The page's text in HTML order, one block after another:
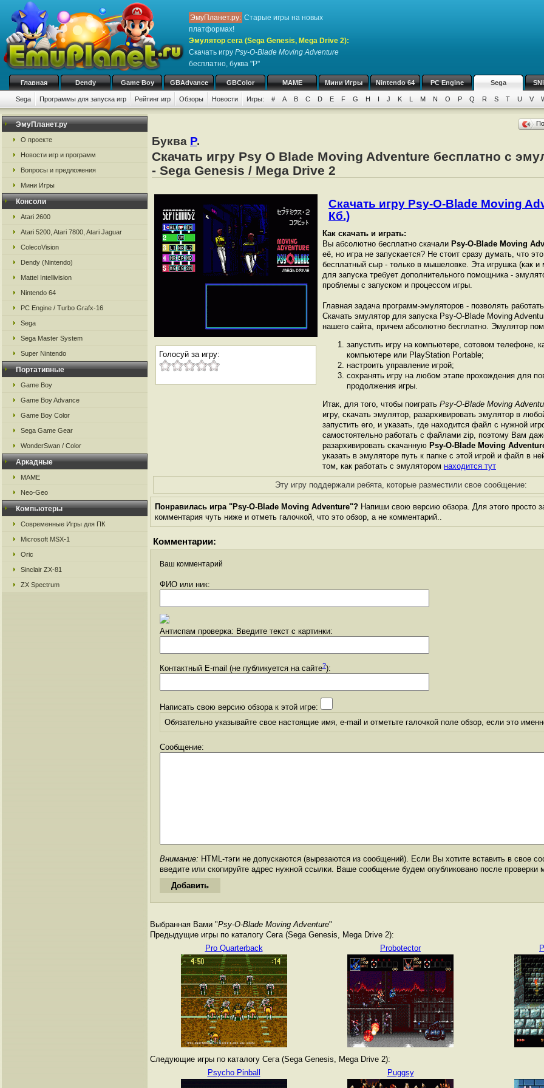
ЭмуПланет.ру: Старые игры на новых
платформах!
Эмулятор сега (Sega Genesis, Mega Drive 2):
Скачать игру Psy-O-Blade Moving Adventure
бесплатно, буква "P"
Главная Dendy Game Boy GBAdvance GBColor MAME Мини Игры Nintendo 64 PC Engine Sega
Sega Программы для запуска игр Рейтинг игр Обзоры Новости Игры: # A B C D E F G H I J K L M N O P Q R S T U V
ЭмуПланет.ру
О проекте
Новости игр и программ
Вопросы и предложения
Мини Игры
Консоли
Atari 2600
Atari 5200, Atari 7800, Atari Jaguar
ColecoVision
Dendy (Nintendo)
Mattel Intellivision
Nintendo 64
PC Engine / Turbo Grafx-16
Sega
Sega Master System
Super Nintendo
Портативные
Game Boy
Game Boy Advance
Game Boy Color
Sega Game Gear
WonderSwan / Color
Аркадные
MAME
Neo-Geo
Компьютеры
Современные Игры для ПК
Microsoft MSX-1
Oric
Sinclair ZX-81
ZX Spectrum
Буква P.
Скачать игру Psy O Blade Moving Adventure бесплатно с
- Sega Genesis / Mega Drive 2
Голосуй за игру:
Скачать игру Psy-O-Blade Moving
Кб.)
Как скачать и играть:
Вы абсолютно бесплатно скачали Psy-O-Blade Moving
её, но игра не запускается? Не стоит сразу думать, что
бесплатный сыр - только в мышеловке. Эта игрушка (как и
для запуска требует дополнительного помощника -
проблемы с запуском и процессом игры.
Главная задача программ-эмуляторов - позволять
Скачать эмулятор для запуска Psy-O-Blade Moving
нашего сайта, причем абсолютно бесплатно. Эмулятор
запустить игру на компьютере, сотовом телефоне,
компьютере или PlayStation Portable;
настроить управление игрой;
сохранять игру на любом этапе прохождения для
продолжения игры.
Итак, для того, чтобы поиграть Psy-O-Blade Moving
игру, скачать эмулятор, разархивировать эмулятор в
запустить его, и указать, где находится файл с нужной
самостоятельно работать с файлами zip, поэтому Вам
разархивировать скачанную Psy-O-Blade Moving
указать в эмуляторе путь к папке с этой игрой и файл в
том, как работать с эмулятором находится тут
Эту игру поддержали ребята, которые разместили свое сообщение:
Понравилась игра "Psy-O-Blade Moving Adventure"? Напиши свою версию обзора. Для этого просто
комментария чуть ниже и отметь галочкой, что это обзор, а не комментарий..
Комментарии:
Ваш комментарий
ФИО или ник:
Антиспам проверка: Введите текст с картинки:
Контактный E-mail (не публикуется на сайте?):
Написать свою версию обзора к этой игре:
Обязательно указывайте свое настоящие имя, e-mail и отметьте галочкой поле обзор, если это
Сообщение:
Внимание: HTML-тэги не допускаются (вырезаются из сообщений). Если Вы хотите вставить в свое
введите или скопируйте адрес нужной ссылки. Ваше сообщение будем опубликовано после проверки
Выбранная Вами "Psy-O-Blade Moving Adventure"
Предыдущие игры по каталогу Сега (Sega Genesis, Mega Drive 2):
Pro Quarterback
Probotector
Следующие игры по каталогу Сега (Sega Genesis, Mega Drive 2):
Psycho Pinball
Puggsy